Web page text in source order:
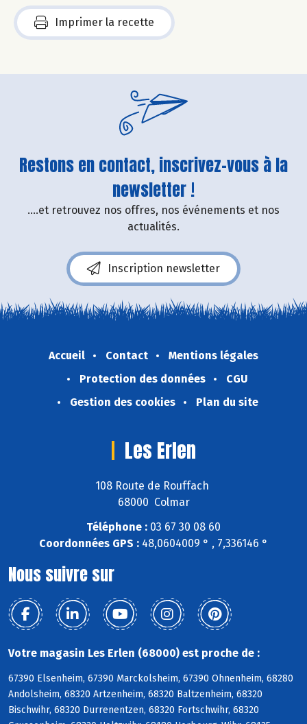
Imprimer la recette
Restons en contact, inscrivez-vous à la
newsletter !
....et retrouvez nos offres, nos événements et nos
actualités.
Inscription newsletter
Accueil Contact
Mentions légales
Protection des données
CGU
Gestion des cookies
Plan du site
Les Erlen
108 Route de Rouffach
68000 Colmar
Téléphone : 03 67 30 08 60
Coordonnées GPS : 48,0604009 ° , 7,336146 °
Nous suivre sur
Votre magasin Les Erlen (68000) est proche de :
67390 Elsenheim, 67390 Marckolsheim, 67390 Ohnenheim, 68280
Andolsheim, 68320 Artzenheim, 68320 Baltzenheim, 68320
Bischwihr, 68320 Durrenentzen, 68320 Fortschwihr, 68320